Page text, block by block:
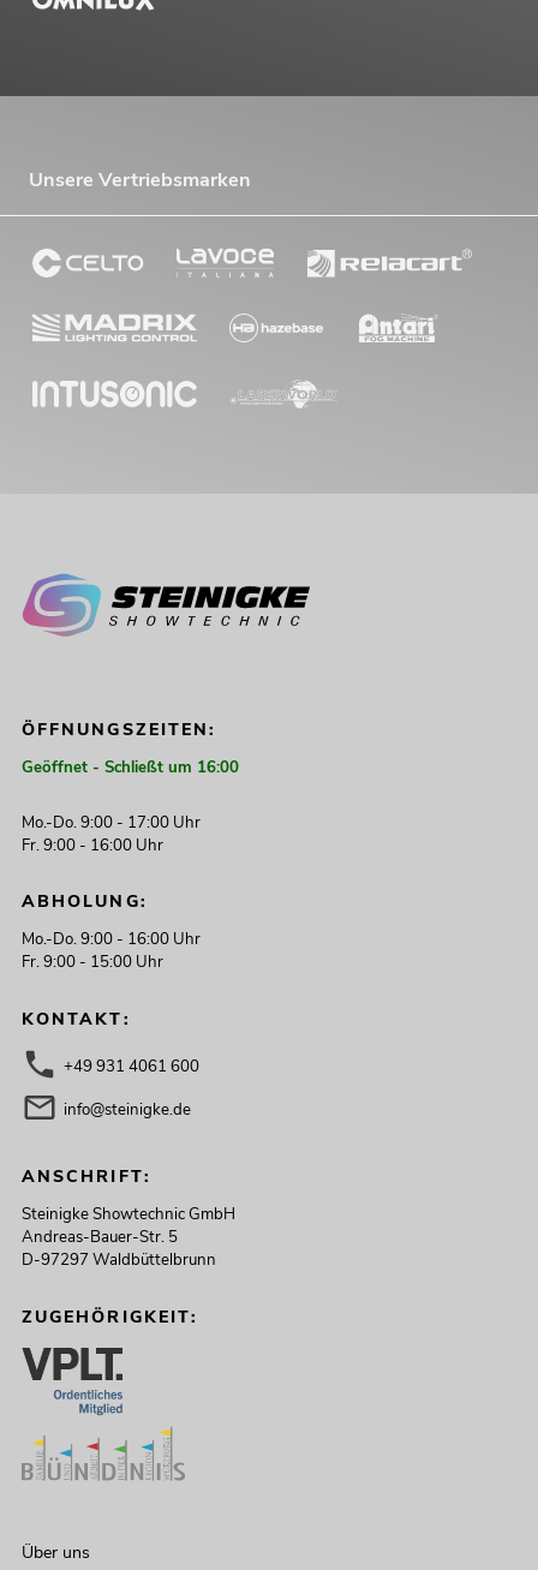
Unsere Vertriebsmarken
ÖFFNUNGSZEITEN:
Geöffnet - Schließt um 16:00
Mo.-Do. 9:00 - 17:00 Uhr
Fr. 9:00 - 16:00 Uhr
ABHOLUNG:
Mo.-Do. 9:00 - 16:00 Uhr
Fr. 9:00 - 15:00 Uhr
KONTAKT:
+49 931 4061 600
info@steinigke.de
ANSCHRIFT:
Steinigke Showtechnic GmbH
Andreas-Bauer-Str. 5
D-97297 Waldbüttelbrunn
ZUGEHÖRIGKEIT:
Über uns